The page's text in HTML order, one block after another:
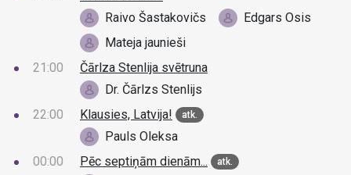
Raivo Šastakovičs
Edgars Osis
Mateja jaunieši
21:00
Čārlza Stenlija svētruna
Dr. Čārlzs Stenlijs
22:00
Klausies, Latvija! atk.
Pauls Oleksa
00:00
Pēc septiņām dienām... atk.